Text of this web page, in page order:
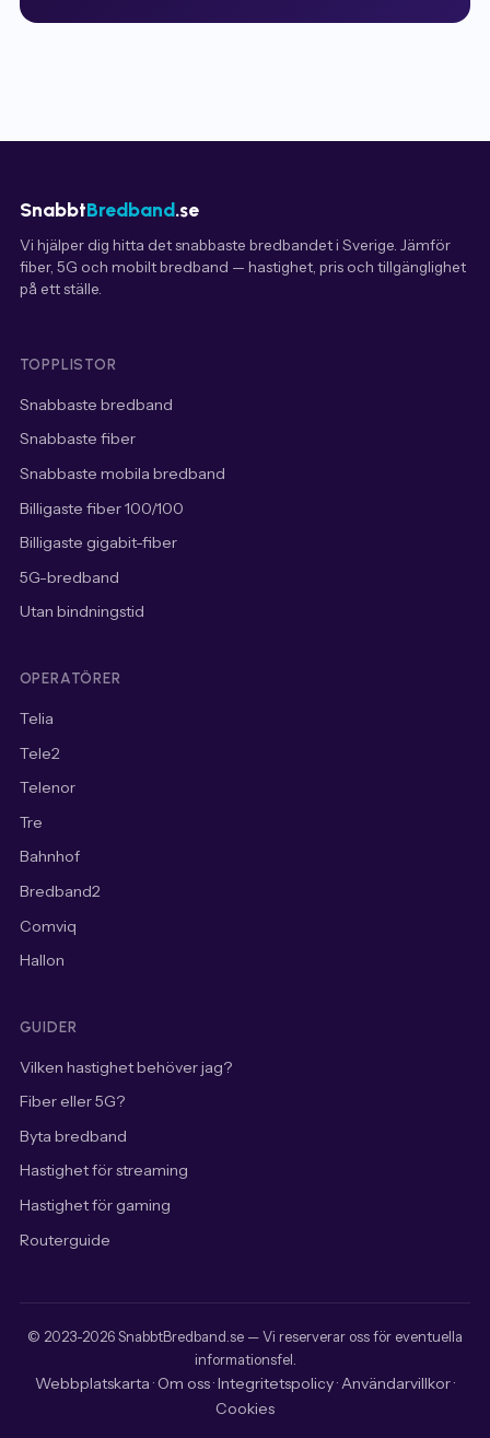
SnabbtBredband.se
Vi hjälper dig hitta det snabbaste bredbandet i Sverige. Jämför
fiber, 5G och mobilt bredband — hastighet, pris och tillgänglighet
på ett ställe.
TOPPLISTOR
Snabbaste bredband
Snabbaste fiber
Snabbaste mobila bredband
Billigaste fiber 100/100
Billigaste gigabit-fiber
5G-bredband
Utan bindningstid
OPERATÖRER
Telia
Tele2
Telenor
Tre
Bahnhof
Bredband2
Comviq
Hallon
GUIDER
Vilken hastighet behöver jag?
Fiber eller 5G?
Byta bredband
Hastighet för streaming
Hastighet för gaming
Routerguide
© 2023-2026 SnabbtBredband.se — Vi reserverar oss för eventuella
informationsfel.
Webbplatskarta · Om oss · Integritetspolicy · Användarvillkor ·
Cookies